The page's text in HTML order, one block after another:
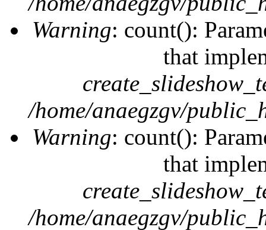
Warning: count():
that
/home/anaegzgv/
Warning: count():
that
/home/anaegzgv/